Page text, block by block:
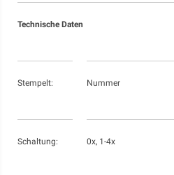
Technische Daten
Stempelt: Nummer
Schaltung: 0x, 1-4x